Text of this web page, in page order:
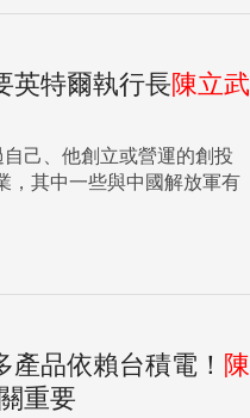
英特爾執行長陳立武
自己、他創立或營運的創投
，其中一些與中國解放軍有
品依賴台積電！ 陳
重要